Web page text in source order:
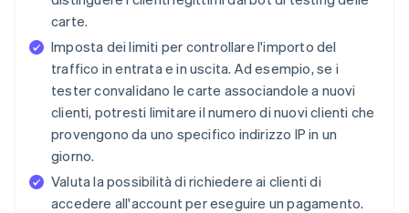
carte.
Imposta dei limiti per controllare l'importo del
traffico in entrata e in uscita. Ad esempio, se i
tester convalidano le carte associandole a nuovi
clienti, potresti limitare il numero di nuovi clienti che
provengono da uno specifico indirizzo IP in un
giorno.
Valuta la possibilità di richiedere ai clienti di
accedere all'account per eseguire un pagamento.